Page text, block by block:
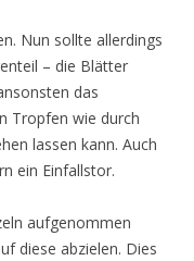
Nun sollte allerdings
– die Blätter
das
Tropfen wie durch
lassen kann. Auch
ein Einfallstor.
aufgenommen
diese abzielen. Dies